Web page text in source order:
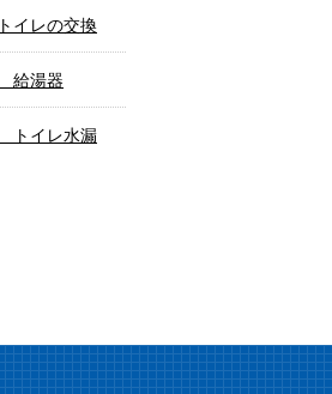
イレの交換
給湯器
トイレ水漏